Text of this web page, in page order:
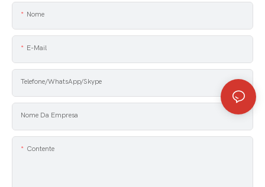
Nome
E-Mail
Telefone/WhatsApp/Skype
Nome Da Empresa
Contente